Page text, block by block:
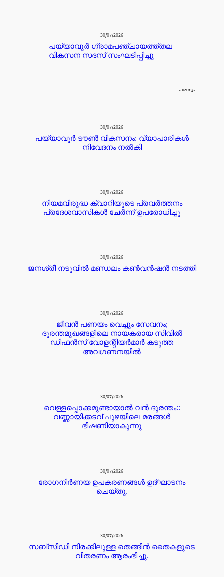
30/07/2026
പയ്യാവൂർ ഗ്രാമപഞ്ചായത്ത്തല
വികസന സദസ് സംഘടിപ്പിച്ചു
പരസ്യം
30/07/2026
പയ്യാവൂർ ടൗൺ വികസനം: വ്യാപാരികൾ
നിവേദനം നൽകി
30/07/2026
നിയമവിരുദ്ധ ക്വാറിയുടെ പ്രവർത്തനം
പ്രദേശവാസികൾ ചേർന്ന് ഉപരോധിച്ചു
30/07/2026
ജനശ്രീ നടുവിൽ മണ്ഡലം കൺവൻഷൻ നടത്തി
30/07/2026
ജീവൻ പണയം വെച്ചും സേവനം;
ദുരന്തമുഖങ്ങളിലെ നായകരായ സിവിൽ
ഡിഫൻസ് വോളന്റിയർമാർ കടുത്ത
അവഗണനയിൽ
30/07/2026
വെള്ളപ്പൊക്കമുണ്ടായാൽ വൻ ദുരന്തം::
വണ്ണായിക്കടവ് പുഴയിലെ മരങ്ങൾ
ഭീഷണിയാകുന്നു
30/07/2026
രോഗനിർണയ ഉപകരണങ്ങൾ ഉദ്ഘാടനം
ചെയ്തു.
30/07/2026
സബ്സിഡി നിരക്കിലുള്ള തെങ്ങിൻ തൈകളുടെ
വിതരണം ആരംഭിച്ചു.